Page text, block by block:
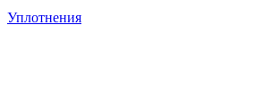
Уплотнения